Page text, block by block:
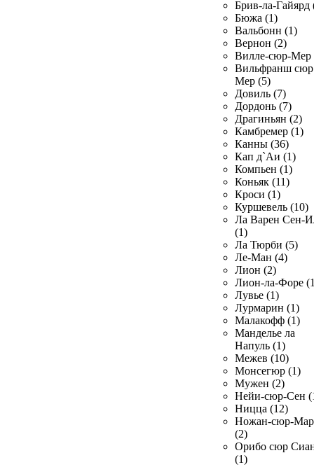
Брив-ла-Гайярд
Бюжа (1)
Вальбонн (1)
Вернон (2)
Вилле-сюр-Мер
Вильфранш сюр
Мер (5)
Довиль (7)
Дордонь (7)
Драгиньян (2)
Камбремер (1)
Канны (36)
Кап д`Аи (1)
Компьен (1)
Коньяк (11)
Кроси (1)
Куршевель (10)
Ла Варен Сен-
(1)
Ла Тюрби (5)
Ле-Ман (4)
Лион (2)
Лион-ла-Форе
Лувье (1)
Лурмарин (1)
Малакофф (1)
Манделье ла
Напуль (1)
Межев (10)
Монсегюр (1)
Мужен (2)
Нейи-сюр-Сен
Ницца (12)
Ножан-сюр-
(2)
Орибо сюр
(1)